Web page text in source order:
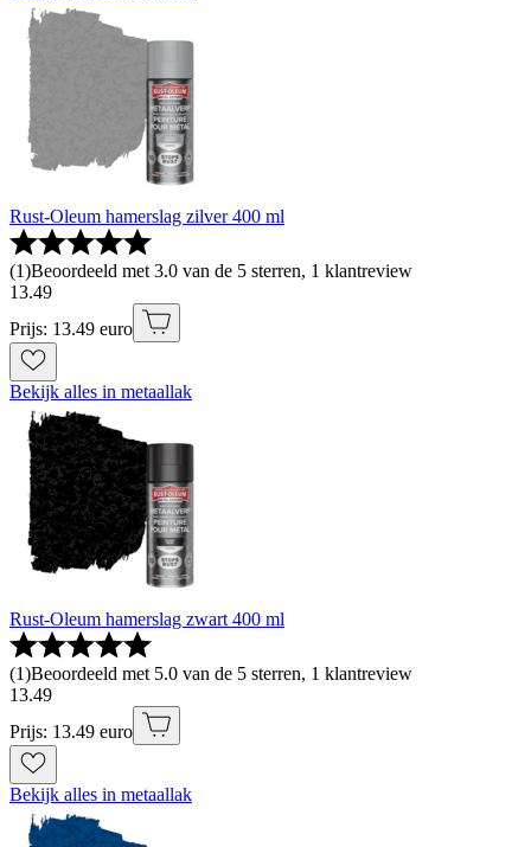
Rust-Oleum hamerslag zilver 400 ml
(1)Beoordeeld met 3.0 van de 5 sterren, 1 klantreview
13.49
Prijs: 13.49 euro
Bekijk alles in metaallak
Rust-Oleum hamerslag zwart 400 ml
(1)Beoordeeld met 5.0 van de 5 sterren, 1 klantreview
13.49
Prijs: 13.49 euro
Bekijk alles in metaallak